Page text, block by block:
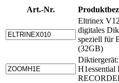
Art.-Nr.
Eltrinex
digitales
speziell für
(32GB)